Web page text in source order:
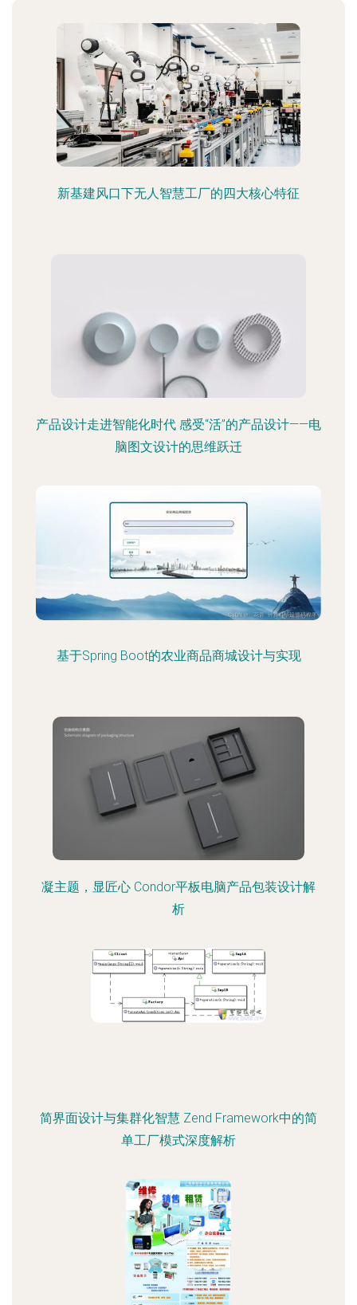
新基建风口下无人智慧工厂的四大核心特征
产品设计走进智能化时代 感受“活”的产品设计——电
脑图文设计的思维跃迁
基于Spring Boot的农业商品商城设计与实现
凝主题，显匠心 Condor平板电脑产品包装设计解
析
简界面设计与集群化智慧 Zend Framework中的简
单工厂模式深度解析